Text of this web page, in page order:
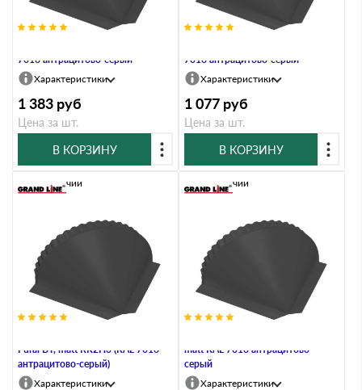
7016 антрацитово-серый
Характеристики
1 383 руб
Цена за шт.
В КОРЗИНУ
7016 антрацитово-серый
Характеристики
1 077 руб
Цена за шт.
В КОРЗИНУ
Pural BT, matt RR2Н3 (RAL 7016
антрацитово-серый)
В наличии
Характеристики
matt RAL 7016 антрацитово-
серый
В наличии
Характеристики